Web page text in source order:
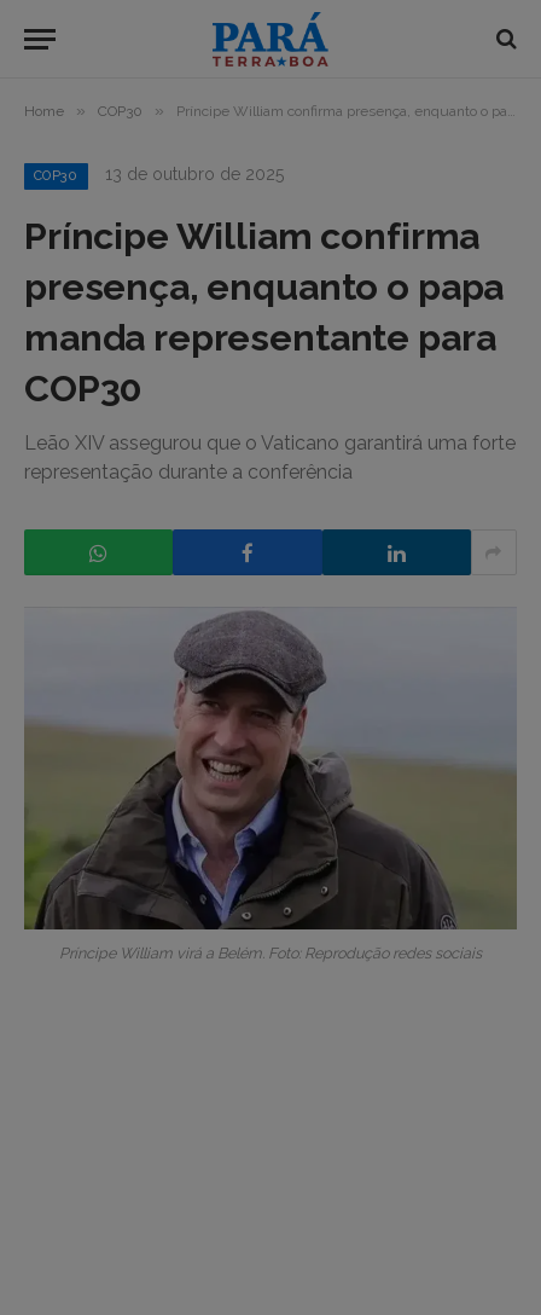
Home » COP30 » Príncipe William confirma presença, enquanto o papa manda representante para COP30
COP30 13 de outubro de 2025
Príncipe William confirma
presença, enquanto o papa
manda representante para
COP30
Leão XIV assegurou que o Vaticano garantirá uma forte
representação durante a conferência
Príncipe William virá a Belém. Foto: Reprodução redes sociais